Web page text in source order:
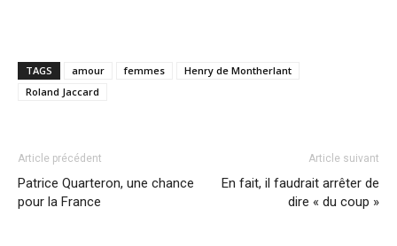
TAGS amour femmes
Henry de Montherlant
Roland Jaccard
Article précédent
Patrice Quarteron, une chance
pour la France
Article suivant
En fait, il faudrait arrêter de
dire « du coup »